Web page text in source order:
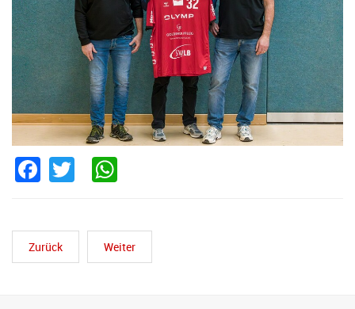
Facebook
Twitter
Zurück Weiter